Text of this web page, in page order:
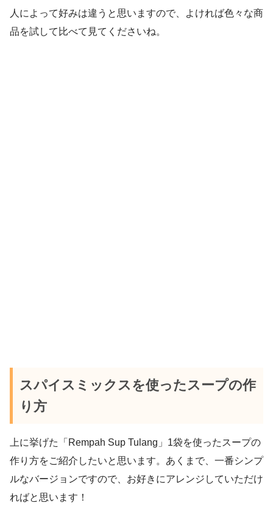
人によって好みは違うと思いますので、よければ色々な商
品を試して比べて見てくださいね。
スパイスミックスを使ったスープの作
り方
上に挙げた「Rempah Sup Tulang」1袋を使ったスープの
作り方をご紹介したいと思います。あくまで、一番シンプ
ルなバージョンですので、お好きにアレンジしていただけ
ればと思います！